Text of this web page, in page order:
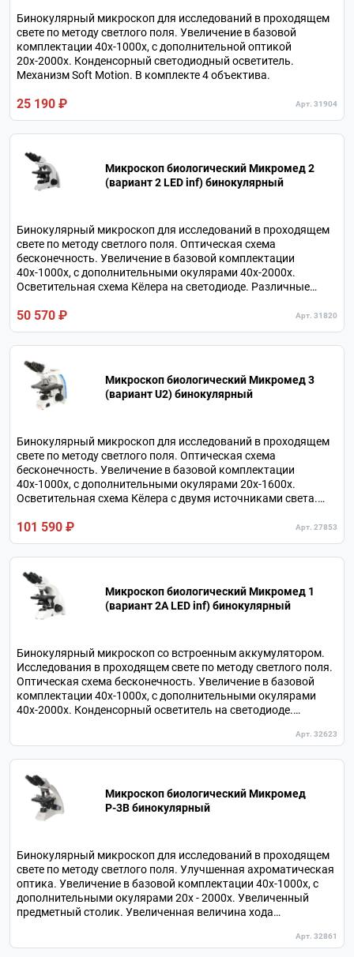
Бинокулярный микроскоп для исследований в проходящем
свете по методу светлого поля. Увеличение в базовой
комплектации 40х-1000х, с дополнительной оптикой
20х-2000х. Конденсорный светодиодный осветитель.
Механизм Soft Motion. В комплекте 4 объектива.
25 190 ₽ Арт. 31904
Микроскоп биологический Микромед 2
(вариант 2 LED inf) бинокулярный
Бинокулярный микроскоп для исследований в проходящем
свете по методу светлого поля. Оптическая схема
бесконечность. Увеличение в базовой комплектации
40х-1000х, с дополнительными окулярами 40х-2000х.
Осветительная схема Кёлера на светодиоде. Различные
Револьверное устройство на 4 объектива.
50 570 ₽ Арт. 31820
Микроскоп биологический Микромед 3
(вариант U2) бинокулярный
Бинокулярный микроскоп для исследований в проходящем
свете по методу светлого поля. Оптическая схема
бесконечность. Увеличение в базовой комплектации
40х-1000х, с дополнительными окулярами 20х-1600х.
Осветительная схема Кёлера с двумя источниками света.
устройствами. Револьверное устройство на 5 объективов.
101 590 ₽ Арт. 27853
Микроскоп биологический Микромед 1
(вариант 2A LED inf) бинокулярный
Бинокулярный микроскоп со встроенным аккумулятором.
Исследования в проходящем свете по методу светлого поля.
Оптическая схема бесконечность. Увеличение в базовой
комплектации 40х-1000х, с дополнительными окулярами
40х-2000х. Конденсорный осветитель на светодиоде.
устройствами. Револьверное устройство на 4 объектива.Арт. 32623
Микроскоп биологический Микромед
P-3В бинокулярный
Бинокулярный микроскоп для исследований в проходящем
свете по методу светлого поля. Улучшенная ахроматическая
оптика. Увеличение в базовой комплектации 40х-1000х, с
дополнительными окулярами 20х - 2000х. Увеличенный
предметный столик. Увеличенная величина хода
Арт. 32861